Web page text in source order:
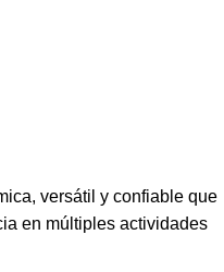
versátil y confiable que
en múltiples actividades